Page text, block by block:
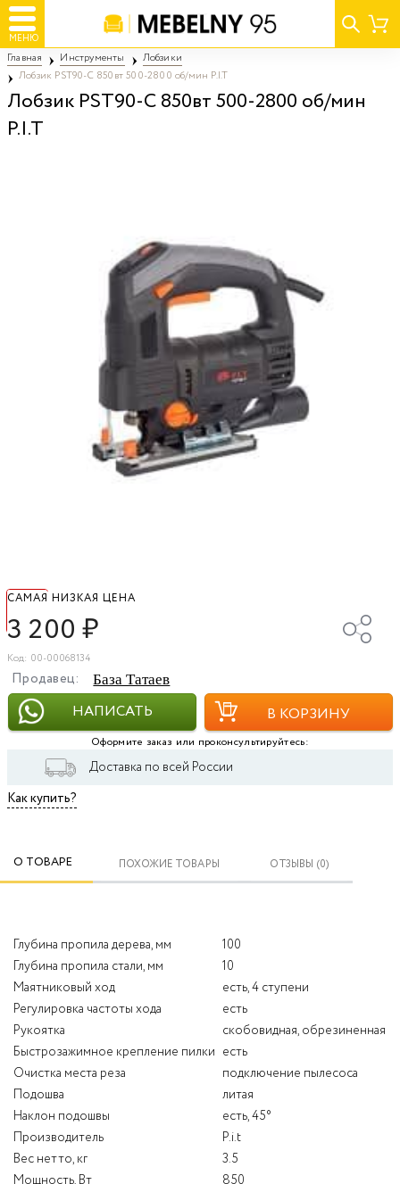
МЕНЮ
Главная Инструменты
Лобзики
Лобзик PST90-C 850вт 500-2800 об/мин P.I.T
Лобзик PST90-C 850вт 500-2800 об/мин
P.I.T
САМАЯ НИЗКАЯ ЦЕНА
3 200₽
Код: 00-00068134
Продавец: База Татаев
НАПИСАТЬ В КОРЗИНУ
Оформите заказ или проконсультируйтесь:
Доставка по всей России
Как купить?
О ТОВАРЕ ПОХОЖИЕ ТОВАРЫ ОТЗЫВЫ (0)
Глубина пропила дерева, мм
100
Глубина пропила стали, мм
10
Маятниковый ход
есть, 4 ступени
Регулировка частоты хода
есть
Рукоятка
скобовидная, обрезиненная
Быстрозажимное крепление пилки есть
Очистка места реза
подключение пылесоса
Подошва
литая
Наклон подошвы
есть, 45°
Производитель
P.i.t
Вес нетто, кг
3.5
Мощность, Вт
850